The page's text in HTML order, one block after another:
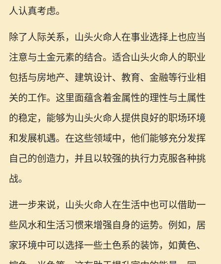
人认真考虑。
除了人际关系，山头火命人在事业选择上也应当
注意与土金元素的结合。适合山头火命人的职业
包括与房地产、建筑设计、教育、金融等行业相
关的工作。这里面蕴含着金属性的理性与土属性
的稳定，能够为山头火命人提供良好的职场环境
和发展机遇。在这些领域中，他们能够充分发挥
自己的创造力，并且以较强的执行力克服各种挑
战。
进一步来说，山头火命人在生活中也可以借助一
些风水和生活习惯来增强自身的运势。例如，居
家环境中可以选择一些土色系的装饰，如黄色、